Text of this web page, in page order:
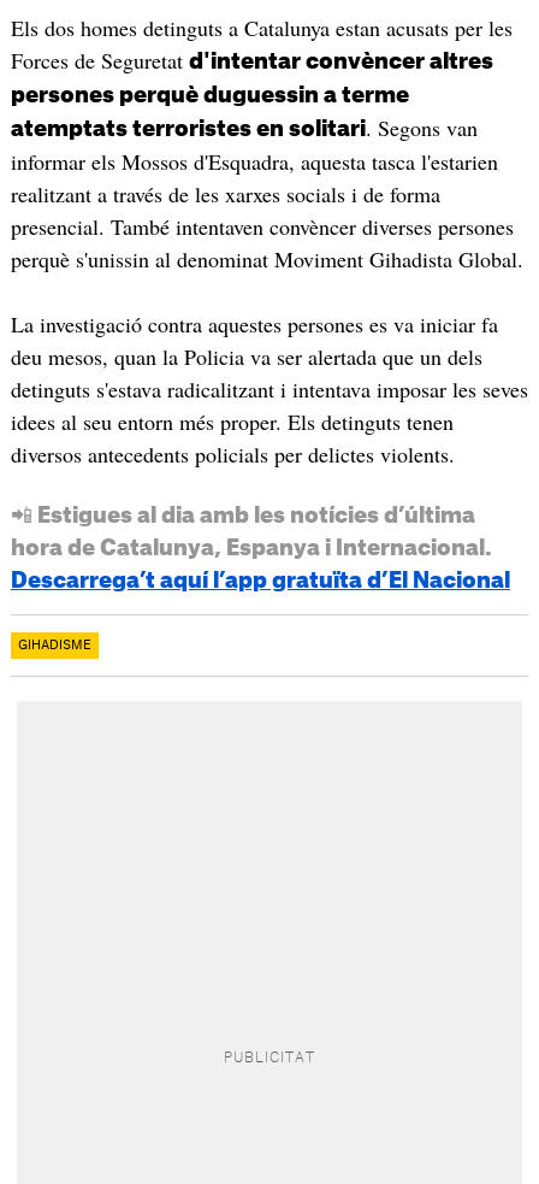
Els dos homes detinguts a Catalunya estan acusats per les
Forces de Seguretat d'intentar convèncer altres
persones perquè duguessin a terme
atemptats terroristes en solitari. Segons van
informar els Mossos d'Esquadra, aquesta tasca l'estarien
realitzant a través de les xarxes socials i de forma
presencial. També intentaven convèncer diverses persones
perquè s'unissin al denominat Moviment Gihadista Global.
La investigació contra aquestes persones es va iniciar fa
deu mesos, quan la Policia va ser alertada que un dels
detinguts s'estava radicalitzant i intentava imposar les seves
idees al seu entorn més proper. Els detinguts tenen
diversos antecedents policials per delictes violents.
📲 Estigues al dia amb les notícies d’última
hora de Catalunya, Espanya i Internacional.
Descarrega’t aquí l’app gratuïta d’El Nacional
GIHADISME